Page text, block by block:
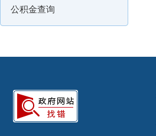
公积金查询